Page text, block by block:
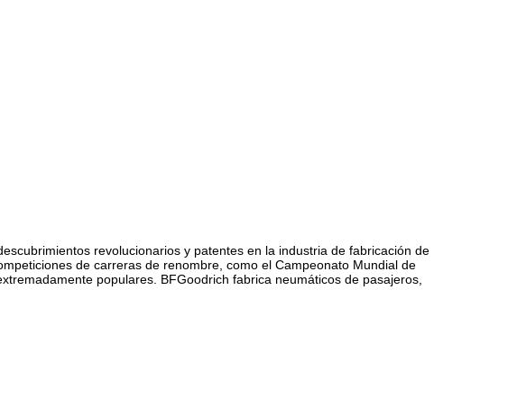
revolucionarios y patentes en la industria de fabricación de
de carreras de renombre, como el Campeonato Mundial de
populares. BFGoodrich fabrica neumáticos de pasajeros,